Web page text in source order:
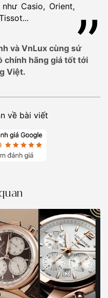
Casio, Orient,
và VnLux cùng sứ
chính hãng giá tốt tới
Việt.
về bài viết